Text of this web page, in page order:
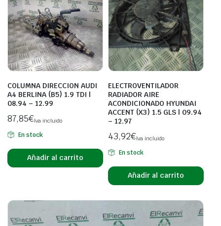
COLUMNA DIRECCION AUDI
A4 BERLINA (B5) 1.9 TDI |
08.94 – 12.99
87,85€Iva incluido
En stock
Añadir al carrito
ELECTROVENTILADOR
RADIADOR AIRE
ACONDICIONADO HYUNDAI
ACCENT (X3) 1.5 GLS | 09.94
– 12.97
43,92€Iva incluido
En stock
Añadir al carrito